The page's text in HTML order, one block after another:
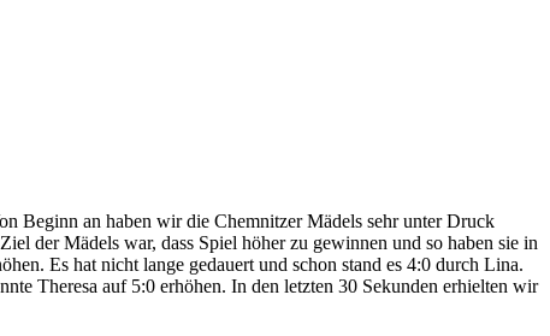
Beginn an haben wir die Chemnitzer Mädels sehr unter Druck
der Mädels war, dass Spiel höher zu gewinnen und so haben sie in
Es hat nicht lange gedauert und schon stand es 4:0 durch Lina.
Theresa auf 5:0 erhöhen. In den letzten 30 Sekunden erhielten wir